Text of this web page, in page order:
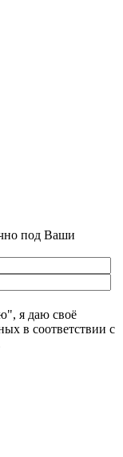
под Ваши
я даю своё
в соответствии с